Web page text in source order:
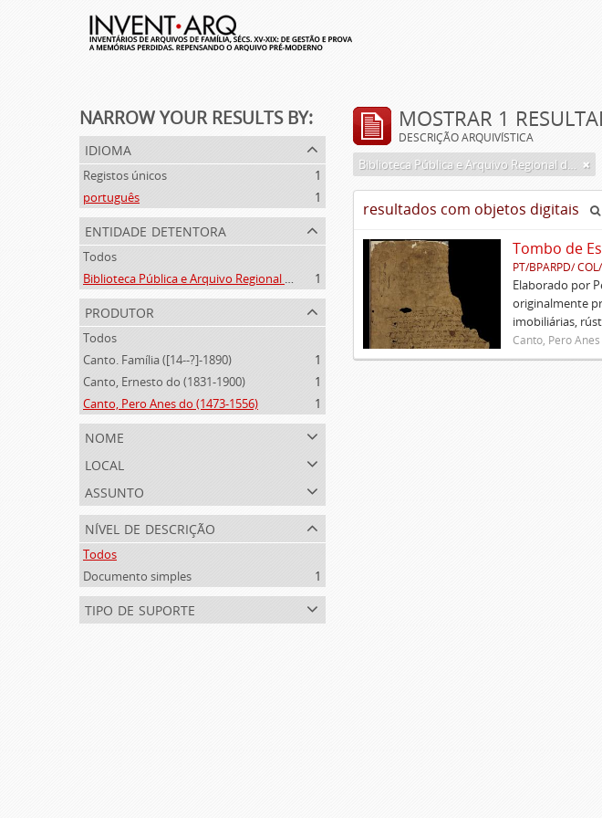
NARROW YOUR RESULTS BY:
idioma
Registos únicos
1
português
1
entidade detentora
Todos
Biblioteca Pública e Arquivo Regional de Ponta Delgada
1
produtor
Todos
Canto. Família ([14--?]-1890)
1
Canto, Ernesto do (1831-1900)
1
Canto, Pero Anes do (1473-1556)
1
nome
local
assunto
nível de descrição
Todos
Documento simples
1
tipo de suporte
MOSTRAR 1
DESCRIÇÃO ARQUIVÍSTICA
Biblioteca Pública e Arquivo Regional de Ponta Delgada
resultados com objetos digitais
Tombo de
PT/BPARPD/
Elaborado por
originalmente
imobiliárias,
Canto, Pero